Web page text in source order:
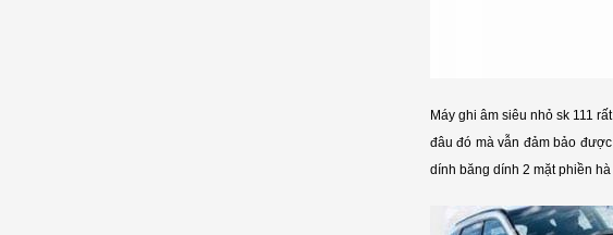
Máy ghi âm siêu nhỏ sk 111
đâu đó mà vẫn đảm bảo
dính băng dính 2 mặt phiền hà